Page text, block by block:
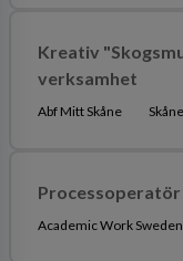
Kreativ
verksamhet
Abf Mitt Skåne
Processoperatör
Academic Work